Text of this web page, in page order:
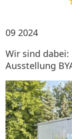
09 2024
Wir sind
Ausstellung